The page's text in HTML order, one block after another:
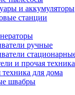
и аккумуляторы
станции
ручные
и прочая
для дома
швабры